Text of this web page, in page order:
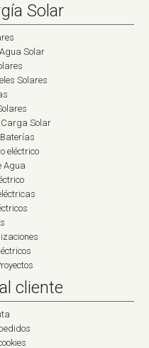
Solar
Solar
Solares
Solar
eléctrico
Agua
cliente